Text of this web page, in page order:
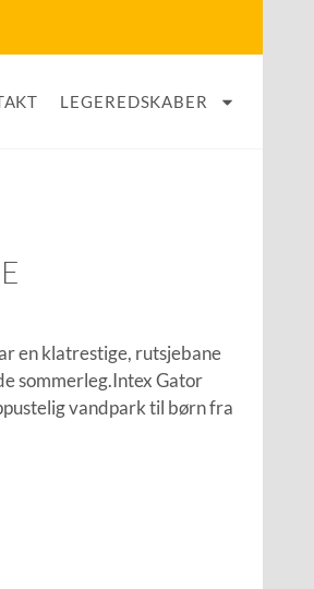
LEGEREDSKABER
en klatrestige, rutsjebane
sommerleg.Intex Gator
vandpark til børn fra